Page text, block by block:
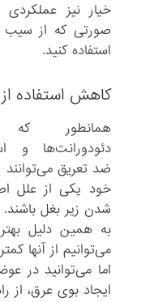
خیار نیز
صورتی که از سیب
استفاده کنید.
کاهش استفاده
همانطور که
دئودورانت‌ها و
ضد تعریق می‌توانند
خود یکی از علل
شدن زیر بغل باشند.
به همین دلیل
می‌توانیم از آنها
اما می‌توانید در
ایجاد بوی عرق، از